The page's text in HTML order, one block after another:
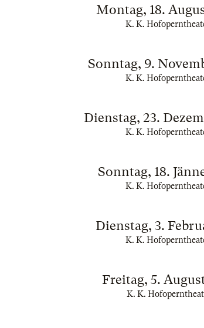
Montag, 18.
K. K.
Sonntag, 9.
K. K.
Dienstag, 23.
K. K.
Sonntag, 18.
K. K.
Dienstag, 3.
K. K.
Freitag, 5.
K. K.